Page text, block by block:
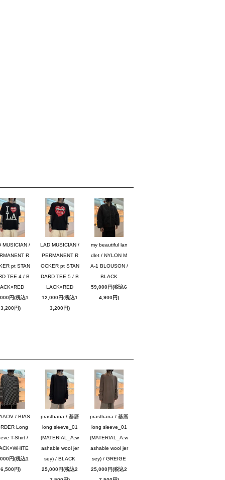
MUSICIAN /
R
pt STAN
TEE 4 / B
円(税込1
3,200円)
LAD MUSICIAN /
PERMANENT R
OCKER pt STAN
DARD TEE 5 / B
LACK×RED
12,000円(税込1
3,200円)
my beautiful lan
dlet / NYLON M
A-1 BLOUSON /
BLACK
59,000円(税込6
4,900円)
/ BIAS
Long
T-Shirt /
円(税込1
6,500円)
prasthana / 基層
long sleeve_01
(MATERIAL_A:w
ashable wool jer
sey) / BLACK
25,000円(税込2
prasthana / 基層
long sleeve_01
(MATERIAL_A:w
ashable wool jer
sey) / GREIGE
25,000円(税込2